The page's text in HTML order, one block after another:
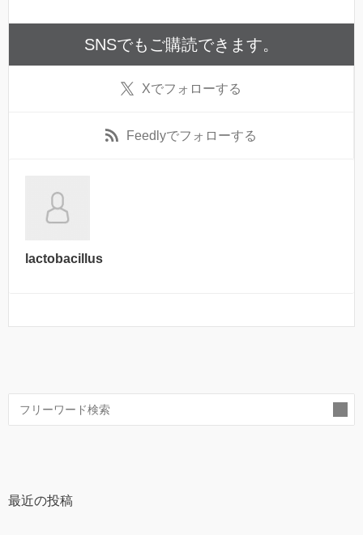
SNSでもご購読できます。
Xでフォローする
Feedlyでフォローする
lactobacillus
最近の投稿